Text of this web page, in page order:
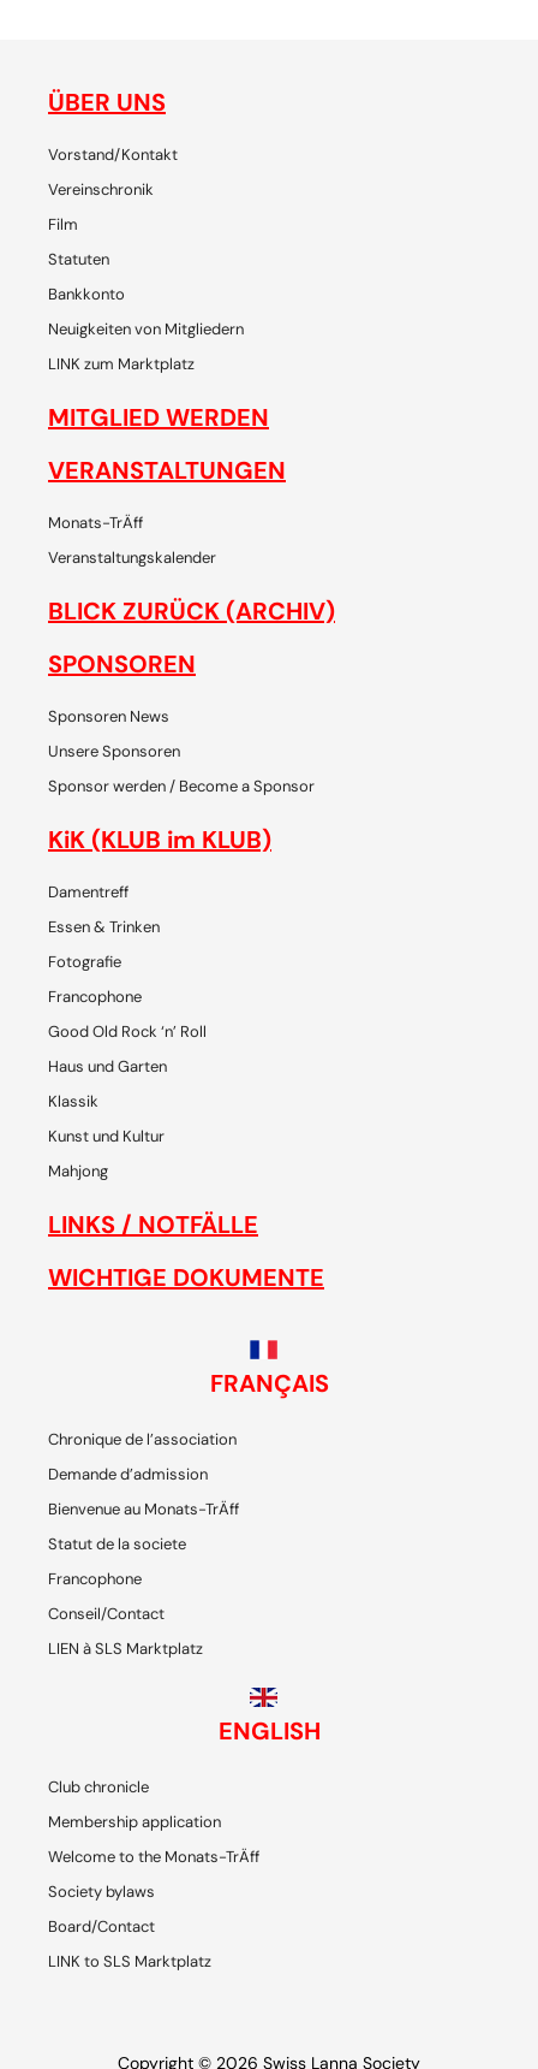
ÜBER UNS
Vorstand/Kontakt
Vereinschronik
Film
Statuten
Bankkonto
Neuigkeiten von Mitgliedern
LINK zum Marktplatz
MITGLIED WERDEN
VERANSTALTUNGEN
Monats-TrÄff
Veranstaltungskalender
BLICK ZURÜCK (ARCHIV)
SPONSOREN
Sponsoren News
Unsere Sponsoren
Sponsor werden / Become a Sponsor
KiK (KLUB im KLUB)
Damentreff
Essen & Trinken
Fotografie
Francophone
Good Old Rock ‘n’ Roll
Haus und Garten
Klassik
Kunst und Kultur
Mahjong
LINKS / NOTFÄLLE
WICHTIGE DOKUMENTE
FRANÇAIS
Chronique de l’association
Demande d’admission
Bienvenue au Monats-TrÄff
Statut de la societe
Francophone
Conseil/Contact
LIEN à SLS Marktplatz
ENGLISH
Club chronicle
Membership application
Welcome to the Monats-TrÄff
Society bylaws
Board/Contact
LINK to SLS Marktplatz
Copyright © 2026 Swiss Lanna Society